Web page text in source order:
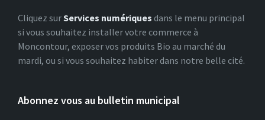
Cliquez surServices numériques dans le menu principal
si vous souhaitez installer votre commerce à
Moncontour, exposer vos produits Bio au marché du
mardi, ou si vous souhaitez habiter dans notre belle cité.
Abonnez vous au bulletin municipal